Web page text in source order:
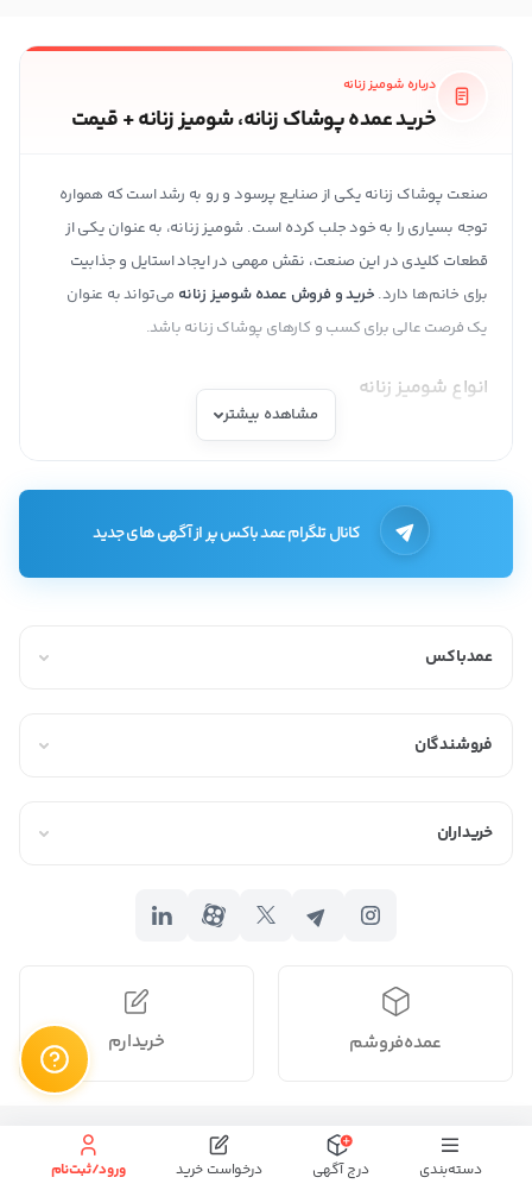
درباره شومیز زنانه
خرید عمده پوشاک زنانه، شومیز زنانه + قیمت
صنعت پوشاک زنانه یکی از صنایع پرسود و رو به رشد است که همواره
توجه بسیاری را به خود جلب کرده است. شومیز زنانه، به عنوان یکی از
قطعات کلیدی در این صنعت، نقش مهمی در ایجاد استایل و جذابیت
برای خانم‌ها دارد. خرید و فروش عمده شومیز زنانه می‌تواند به عنوان
یک فرصت عالی برای کسب و کارهای پوشاک زنانه باشد.
انواع شومیز زنانه
شومیزهای لی
می‌دهند که از شومیز در مراسم‌های مهم و مهمانی‌های رسمی از آن
چراخرید عمده
خرید عمده معمولاً با تخفیفات ویژه‌ای همراه است و با خرید عمده
می‌توانید محصولات مورد نیاز خود را با قیمتی مناسب‌تر تهیه کنید.
اختیار خریداران قرار می‌دهند، بنابراین می‌توانید انواع شومیز زنانه مورد
نیاز خود را از بین طیف گسترده‌تری از محصولات انتخاب کنند.
مشاهده بیشتر
کانال تلگرام عمد باکس پر از آگهی های جدید
عمدباکس
فروشندگان
خریداران
عمده‌فروشم خریدارم
تمام حقوق برای محفوظ میباشد.
دسته‌بندی درج آگهی درخواست خرید ورود/ثبت‌نام